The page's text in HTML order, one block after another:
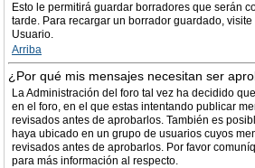
Esto le permitirá guardar borradores que serán
tarde. Para recargar un borrador guardado,
Usuario.
Arriba
¿Por qué mis mensajes necesitan ser
La Administración del foro tal vez ha decidido
en el foro, en el que estas intentando publicar
revisados antes de aprobarlos. También es
haya ubicado en un grupo de usuarios cuyos
revisados antes de aprobarlos. Por favor
para más información al respecto.